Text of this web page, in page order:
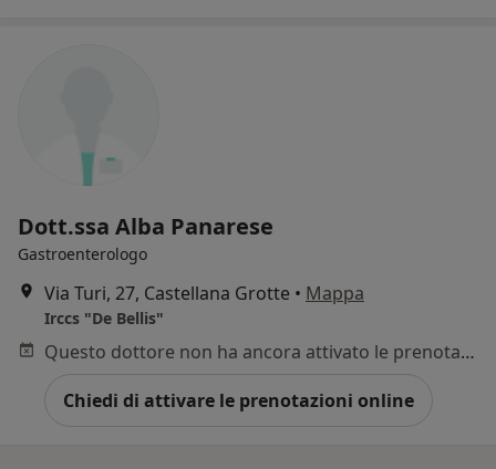
Dott.ssa Alba Panarese
Gastroenterologo
Via Turi, 27, Castellana Grotte • Mappa
Irccs "De Bellis"
Questo dottore non ha ancora attivato le prenotazioni online presso questo indirizzo.
Chiedi di attivare le prenotazioni online